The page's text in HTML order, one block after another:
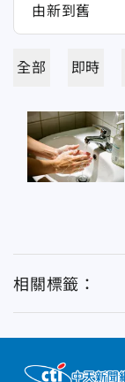
全部 即時
相關標籤：